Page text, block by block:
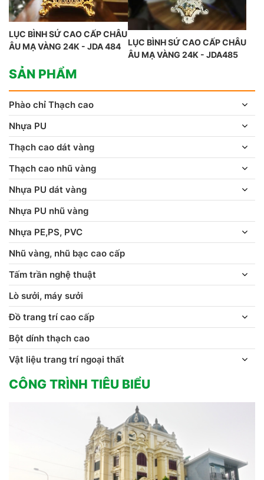
LỤC BÌNH SỨ CAO CẤP CHÂU
ÂU MẠ VÀNG 24K - JDA 484
LỤC BÌNH SỨ CAO CẤP CHÂU
ÂU MẠ VÀNG 24K - JDA485
SẢN PHẨM
Phào chỉ Thạch cao
Nhựa PU
Thạch cao dát vàng
Thạch cao nhũ vàng
Nhựa PU dát vàng
Nhựa PU nhũ vàng
Nhựa PE,PS, PVC
Nhũ vàng, nhũ bạc cao cấp
Tấm trần nghệ thuật
Lò sưởi, máy sưởi
Đồ trang trí cao cấp
Bột dính thạch cao
Vật liệu trang trí ngoại thất
CÔNG TRÌNH TIÊU BIỂU